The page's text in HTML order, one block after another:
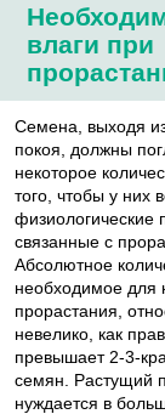
влаги при
Семена, выходя
покоя, должны
некоторое
того, чтобы у них
физиологические
связанные с
Абсолютное
необходимое для
прорастания,
невелико, как
превышает 2-3-
семян. Растущий
нуждается в